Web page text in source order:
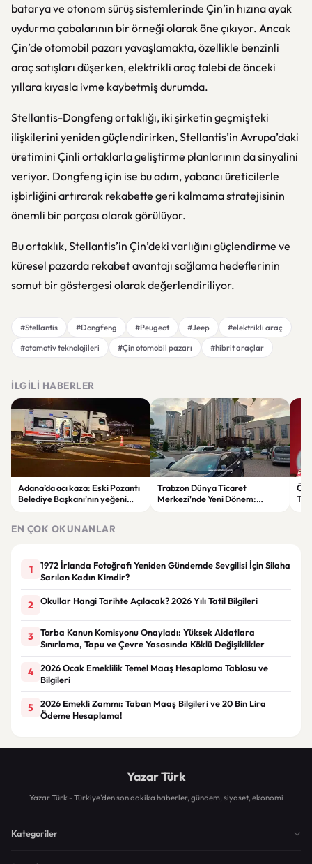
batarya ve otonom sürüş sistemlerinde Çin’in hızına ayak
uydurma çabalarının bir örneği olarak öne çıkıyor. Ancak
Çin’de otomobil pazarı yavaşlamakta, özellikle benzinli
araç satışları düşerken, elektrikli araç talebi de önceki
yıllara kıyasla ivme kaybetmiş durumda.
Stellantis-Dongfeng ortaklığı, iki şirketin geçmişteki
ilişkilerini yeniden güçlendirirken, Stellantis’in Avrupa’daki
üretimini Çinli ortaklarla geliştirme planlarının da sinyalini
veriyor. Dongfeng için ise bu adım, yabancı üreticilerle
işbirliğini artırarak rekabette geri kalmama stratejisinin
önemli bir parçası olarak görülüyor.
Bu ortaklık, Stellantis’in Çin’deki varlığını güçlendirme ve
küresel pazarda rekabet avantajı sağlama hedeflerinin
somut bir göstergesi olarak değerlendiriliyor.
#Stellantis #Dongfeng #Peugeot #Jeep
#elektrikli araç
#otomotiv teknolojileri
#Çin otomobil pazarı #hibrit araçlar
İLGILI HABERLER
Adana’da acı kaza: Eski Pozantı
Belediye Başkanı’nın yeğeni
Trabzon Dünya Ticaret
Merkezi'nde Yeni Dönem:
EN ÇOK OKUNANLAR
1
1972 İrlanda Fotoğrafı Yeniden Gündemde Sevgilisi İçin Silaha
Sarılan Kadın Kimdir?
2 Okullar Hangi Tarihte Açılacak? 2026 Yılı Tatil Bilgileri
3
Torba Kanun Komisyonu Onayladı: Yüksek Aidatlara
Sınırlama, Tapu ve Çevre Yasasında Köklü Değişiklikler
4
2026 Ocak Emeklilik Temel Maaş Hesaplama Tablosu ve
Bilgileri
5
2026 Emekli Zammı: Taban Maaş Bilgileri ve 20 Bin Lira
Ödeme Hesaplama!
Yazar Türk
Yazar Türk - Türkiye'den son dakika haberler, gündem, siyaset, ekonomi
Kategoriler